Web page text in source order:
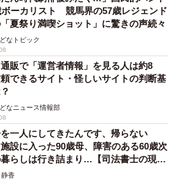
ボーカリスト 競馬界の57歳レジェンド
夏祭り満喫ショット」に驚きの声続々
なトピック
販で「運営者情報」を見る人は約8
できるサイト・怪しいサイトの判断基
なニュース情報部
を一人にしてきたんです、帰らない
設に入った90歳母、障害のある60歳次
らしは行き詰まり…【司法書士の現場
静香